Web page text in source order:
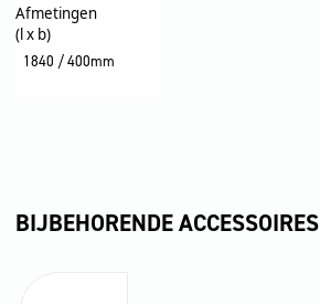
Afmetingen
(l x b)
1840 / 400mm
BIJBEHORENDE ACCESSOIRES